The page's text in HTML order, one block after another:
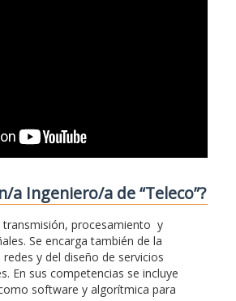
a Ingeniero/a de “Teleco”?
transmisión, procesamiento y
Se encarga también de la
y del diseño de servicios
En sus competencias se incluye
software y algorítmica para